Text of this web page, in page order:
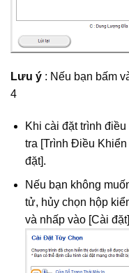
Lưu ý : Nếu bạn bấm
4
Khi cài đặt trình
tra [Trình Điều
đặt].
Nếu bạn không
tử, hủy chọn hộp
và nhấp vào [Cài